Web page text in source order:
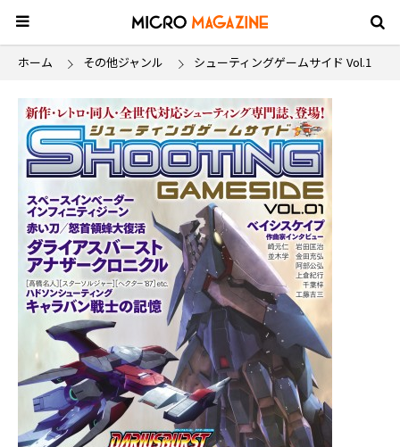
ホーム その他ジャンル シューティングゲームサイド Vol.1